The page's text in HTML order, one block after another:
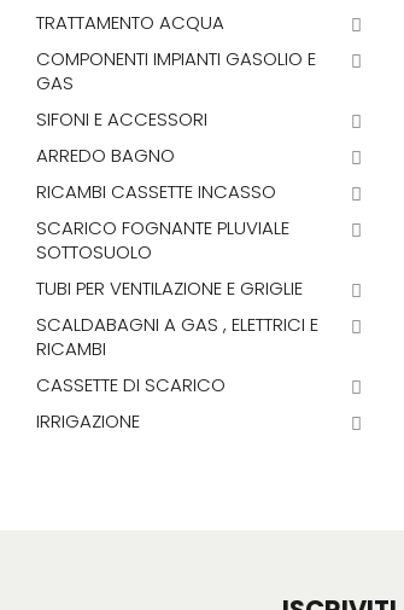
TRATTAMENTO ACQUA
COMPONENTI IMPIANTI GASOLIO E
GAS
SIFONI E ACCESSORI
ARREDO BAGNO
RICAMBI CASSETTE INCASSO
SCARICO FOGNANTE PLUVIALE
SOTTOSUOLO
TUBI PER VENTILAZIONE E GRIGLIE
SCALDABAGNI A GAS , ELETTRICI E
RICAMBI
CASSETTE DI SCARICO
IRRIGAZIONE